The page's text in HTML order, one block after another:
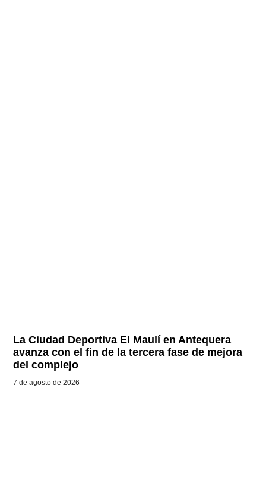
La Ciudad Deportiva El Maulí en Antequera
avanza con el fin de la tercera fase de mejora
del complejo
7 de agosto de 2026